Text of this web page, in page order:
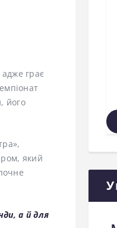
грає
його
який
а й для